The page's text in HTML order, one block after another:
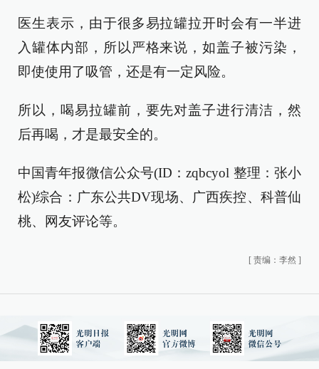
医生表示，由于很多易拉罐拉开时会有一半进
入罐体内部，所以严格来说，如盖子被污染，
即使使用了吸管，还是有一定风险。
所以，喝易拉罐前，要先对盖子进行清洁，然
后再喝，才是最安全的。
中国青年报微信公众号(ID：zqbcyol 整理：张小
松)综合：广东公共DV现场、广西疾控、科普仙
桃、网友评论等。
[ 责编：李然 ]